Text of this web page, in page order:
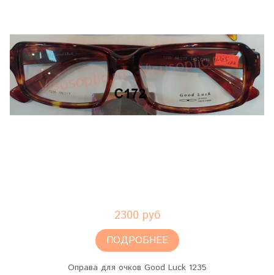
2300 руб
ПОДРОБНЕЕ
Оправа для очков Good Luck 1235